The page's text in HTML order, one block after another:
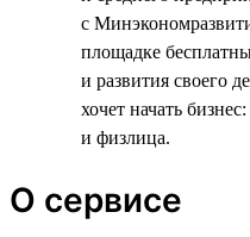
с
площадке
и развития своего
хочет начать
и физлица.
О сервисе